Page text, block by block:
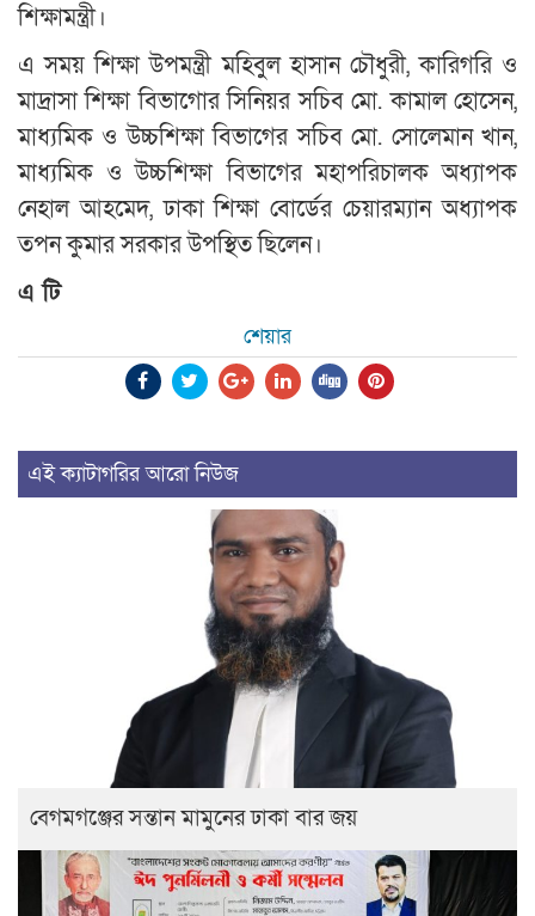
শিক্ষামন্ত্রী।
এ সময় শিক্ষা উপমন্ত্রী মহিবুল হাসান চৌধুরী, কারিগরি ও
মাদ্রাসা শিক্ষা বিভাগোর সিনিয়র সচিব মো. কামাল হোসেন,
মাধ্যমিক ও উচ্চশিক্ষা বিভাগের সচিব মো. সোলেমান খান,
মাধ্যমিক ও উচ্চশিক্ষা বিভাগের মহাপরিচালক অধ্যাপক
নেহাল আহমেদ, ঢাকা শিক্ষা বোর্ডের চেয়ারম্যান অধ্যাপক
তপন কুমার সরকার উপস্থিত ছিলেন।
এ টি
শেয়ার
এই ক্যাটাগরির আরো নিউজ
বেগমগঞ্জের সন্তান মামুনের ঢাকা বার জয়